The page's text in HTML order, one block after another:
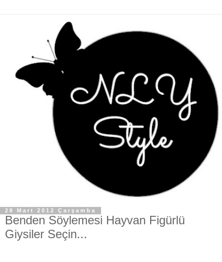
28 Mart 2012 Çarşamba
Benden Söylemesi Hayvan Figürlü
Giysiler Seçin...